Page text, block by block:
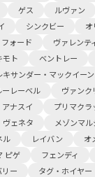
ゲス
ルヴァン
シンクビー オ
フォード ヴァレンテ
モト ベントレー
キサンダー・マックイーン
ーレーベル
ヴァンク
アナスイ プリマクラ
ヴェネタ メゾンマ
ル レイバン オ
ピゲ フェンディ
リー タグ・ホイヤー